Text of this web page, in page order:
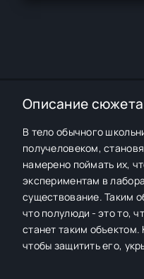
Описание сюжета
В тело обычного
получеловеком,
намерено поймать их,
экспериментам в
существование. Таким
что полулюди - это то,
станет таким
чтобы защитить его,